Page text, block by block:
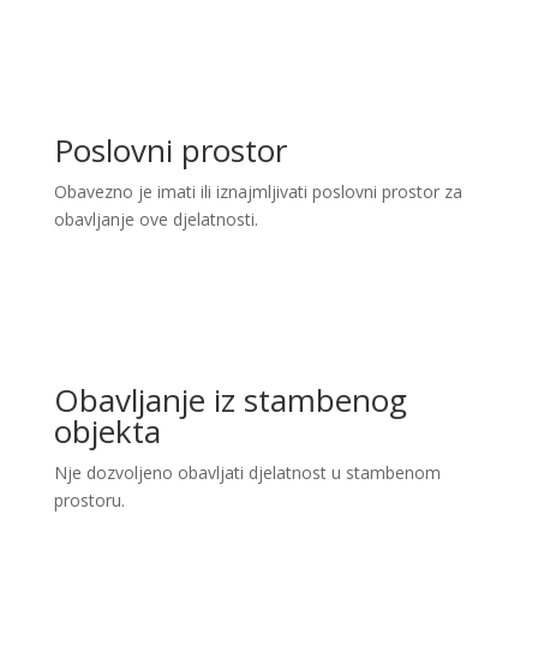
Poslovni prostor
Obavezno je imati ili iznajmljivati poslovni prostor za
obavljanje ove djelatnosti.
Obavljanje iz stambenog
objekta
Nje dozvoljeno obavljati djelatnost u stambenom
prostoru.